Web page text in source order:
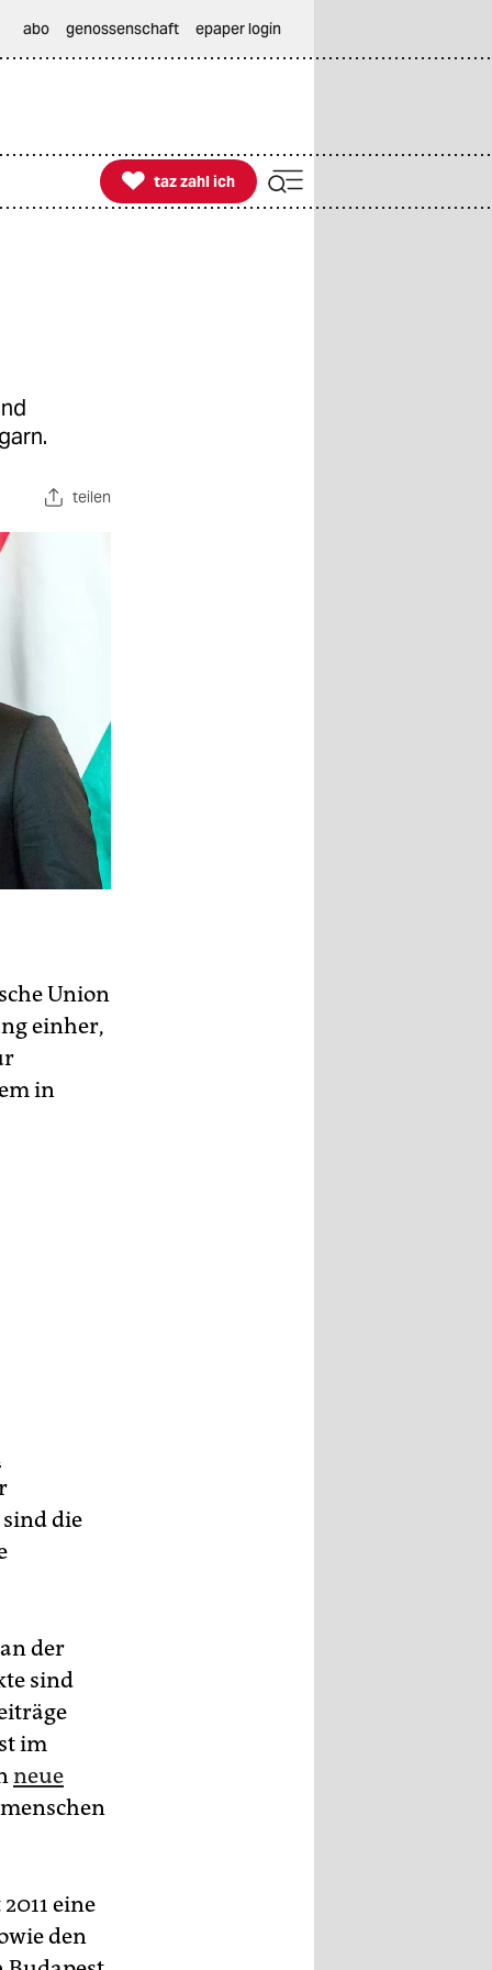
abo genossenschaft epaper login

taz zahl ich
taz zahl ich
teilen
Union
einher,
in
die
der
sind
im
neue
eine
den